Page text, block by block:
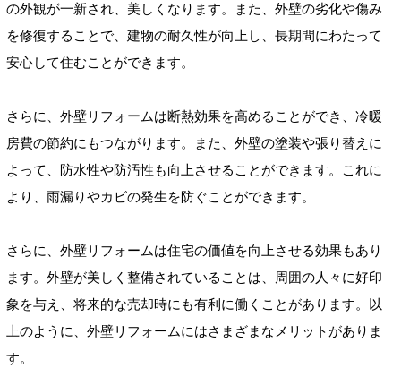
の外観が一新され、美しくなります。また、外壁の劣化や傷み
を修復することで、建物の耐久性が向上し、長期間にわたって
安心して住むことができます。
さらに、外壁リフォームは断熱効果を高めることができ、冷暖
房費の節約にもつながります。また、外壁の塗装や張り替えに
よって、防水性や防汚性も向上させることができます。これに
より、雨漏りやカビの発生を防ぐことができます。
さらに、外壁リフォームは住宅の価値を向上させる効果もあり
ます。外壁が美しく整備されていることは、周囲の人々に好印
象を与え、将来的な売却時にも有利に働くことがあります。以
上のように、外壁リフォームにはさまざまなメリットがありま
す。